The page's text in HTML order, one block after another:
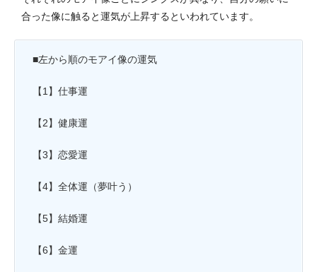
合った像に触ると運気が上昇するといわれています。
■左から順のモアイ像の運気
【1】仕事運
【2】健康運
【3】恋愛運
【4】全体運（夢叶う）
【5】結婚運
【6】金運